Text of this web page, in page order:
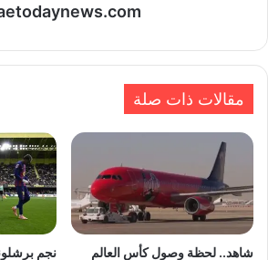
مقالات ذات صلة
شاهد.. لحظة وصول كأس العالم
نجم